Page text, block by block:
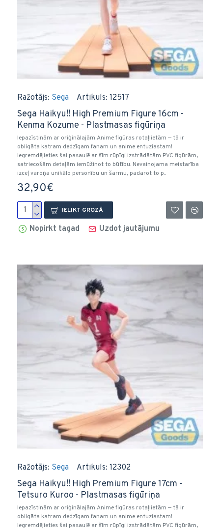
Ražotājs: Sega Artikuls: 12517
Sega Haikyu!! High Premium Figure 16cm -
Kenma Kozume - Plastmasas figūriņa
Iepazīstinām ar oriģinālajām Anime figūras rotaļlietām — tā ir
obligāta katram dedzīgam fanam un anime entuziastam!
Iegremdējieties šai pasaulē ar šīm rūpīgi izstrādātām PVC figūrām,
satriecošām detaļām iemūžinot to būtību. Nevainojama meistarība
izceļ varoņa unikālo personību un šarmu, padarot to p..
32,90€
IELIKT GROZĀ
Nopirkt tagad Uzdot jautājumu
Ražotājs: Sega Artikuls: 12302
Sega Haikyu!! High Premium Figure 17cm -
Tetsuro Kuroo - Plastmasas figūriņa
Iepazīstinām ar oriģinālajām Anime figūras rotaļlietām — tā ir
obligāta katram dedzīgam fanam un anime entuziastam!
Iegremdējieties šai pasaulē ar šīm rūpīgi izstrādātām PVC figūrām,